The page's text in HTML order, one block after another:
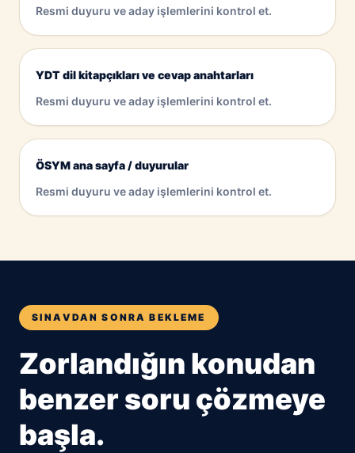
Resmi duyuru ve aday işlemlerini kontrol et.
YDT dil kitapçıkları ve cevap anahtarları
Resmi duyuru ve aday işlemlerini kontrol et.
ÖSYM ana sayfa / duyurular
Resmi duyuru ve aday işlemlerini kontrol et.
SINAVDAN SONRA BEKLEME
Zorlandığın konudan
benzer soru çözmeye
başla.